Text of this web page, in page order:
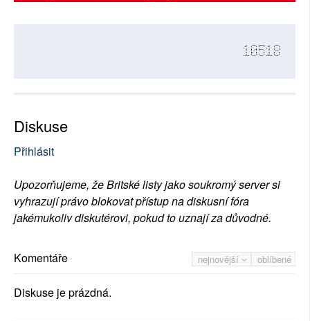
10518
Diskuse
Přihlásit
Upozorňujeme, že Britské listy jako soukromý server si
vyhrazují právo blokovat přístup na diskusní fóra
jakémukoliv diskutérovi, pokud to uznají za důvodné.
nejnovější oblíbené
Komentáře
Diskuse je prázdná.